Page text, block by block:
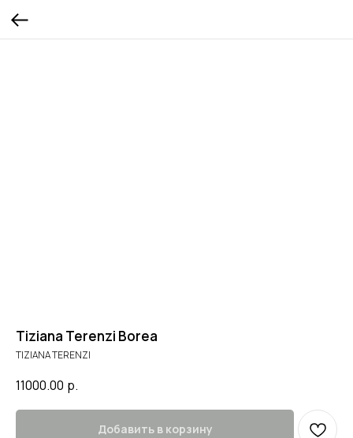
Tiziana Terenzi Borea
TIZIANA TERENZI
11000.00 р.
Добавить в корзину